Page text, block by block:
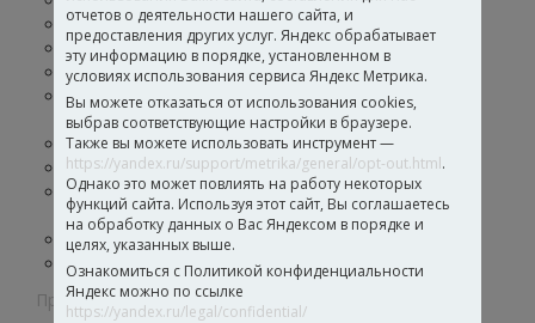
Клей для укладки керамической плитки
Гидроизоляция
Шпатлевка
Материалы для укладки спортивных покрытий и
искусственной травы
Лакокрасочные материалы
Клеи ПВА
Материалы для реставрации и ремонта паркета и
ламината
Средства для очистки и ухода за покрытиями
Инструменты для укладки
Промышленные клеи
отчетов о деятельности нашего сайта, и
предоставления других услуг. Яндекс обрабатывает
эту информацию в порядке, установленном в
условиях использования сервиса Яндекс Метрика.
Вы можете отказаться от использования cookies,
выбрав соответствующие настройки в браузере.
Также вы можете использовать инструмент —
https://yandex.ru/support/metrika/general/opt-out.html.
Однако это может повлиять на работу некоторых
функций сайта. Используя этот сайт, Вы соглашаетесь
на обработку данных о Вас Яндексом в порядке и
целях, указанных выше.
Ознакомиться с Политикой конфиденциальности
Яндекс можно по ссылке
https://yandex.ru/legal/confidential/